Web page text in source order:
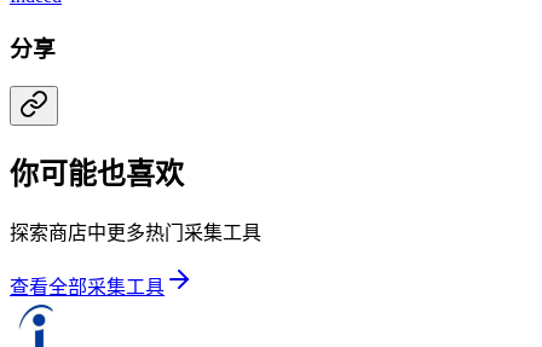
分享
你可能也喜欢
探索商店中更多热门采集工具
查看全部采集工具